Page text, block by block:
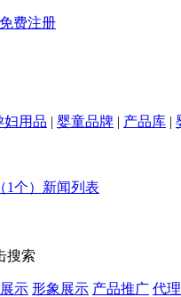
免费注册
妇用品 | 婴童品牌 | 产品库 |
1个） 新闻列表
搜索
示 形象展示 产品推广 代